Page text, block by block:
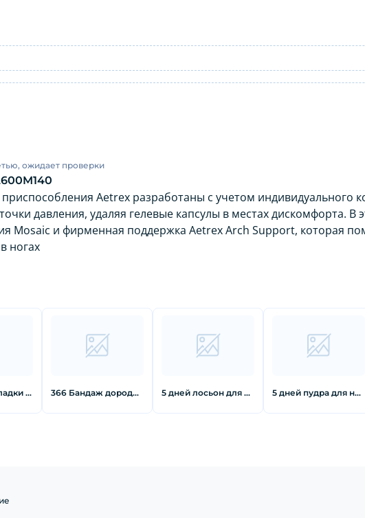
L600M140: инструкция по применению
ожидает проверки
Aetrex разработаны с учетом индивидуального
давления, удаляя гелевые капсулы в местах дискомфорта. В
Mosaic и фирменная поддержка Aetrex Arch Support, которая
ногах
1-2 DRY Прокладки для подмышек от пота черного цвета большие 12 шт 366 Бандаж дородовый с серебряной Нитью р. М 5 дней лосьон для ног от пота и запаха 50 мл 5 дней пудра для ног от пота и запаха 120 г